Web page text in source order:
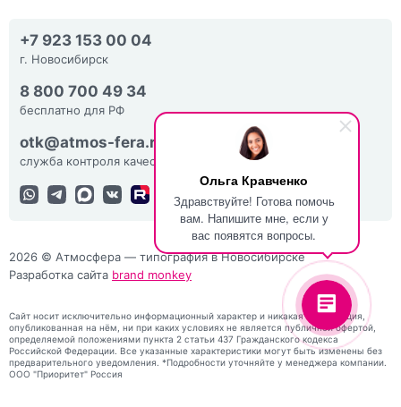
Ольга Кравченко
Здравствуйте! Готова помочь
вам. Напишите мне, если у
вас появятся вопросы.
+7 923 153 00 04
г. Новосибирск
8 800 700 49 34
бесплатно для РФ
otk@atmos-fera.ru
служба контроля качества
2026 © Атмосфера — типография в Новосибирске
Разработка сайта brand monkey
Сайт носит исключительно информационный характер и никакая информация,
опубликованная на нём, ни при каких условиях не является публичной офертой,
определяемой положениями пункта 2 статьи 437 Гражданского кодекса
Российской Федерации. Все указанные характеристики могут быть изменены без
предварительного уведомления. *Подробности уточняйте у менеджера компании.
ООО "Приоритет" Россия